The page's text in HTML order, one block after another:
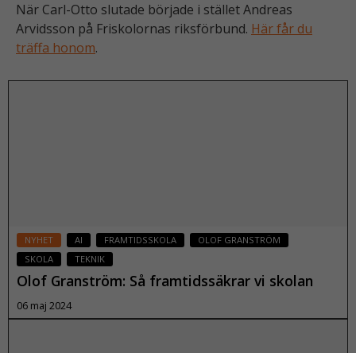
När Carl-Otto slutade började i stället Andreas
Arvidsson på Friskolornas riksförbund. Här får du
träffa honom.
NYHET AI FRAMTIDSSKOLA
OLOF GRANSTRÖM
SKOLA
TEKNIK
Olof Granström: Så framtidssäkrar vi skolan
06 maj 2024